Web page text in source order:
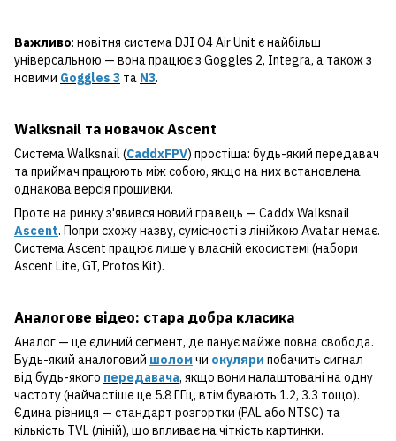
Важливо: новітня система DJI O4 Air Unit є найбільш
універсальною — вона працює з Goggles 2, Integra, а також з
новими Goggles 3 та N3.
Walksnail та новачок Ascent
Система Walksnail (CaddxFPV) простіша: будь-який передавач
та приймач працюють між собою, якщо на них встановлена
однакова версія прошивки.
Проте на ринку з'явився новий гравець — Caddx Walksnail
Ascent. Попри схожу назву, сумісності з лінійкою Avatar немає.
Система Ascent працює лише у власній екосистемі (набори
Ascent Lite, GT, Protos Kit).
Аналогове відео: стара добра класика
Аналог — це єдиний сегмент, де панує майже повна свобода.
Будь-який аналоговий шоломчи окуляри побачить сигнал
від будь-якого передавача, якщо вони налаштовані на одну
частоту (найчастіше це 5.8 ГГц, втім бувають 1.2, 3.3 тощо).
Єдина різниця — стандарт розгортки (PAL або NTSC) та
кількість TVL (ліній), що впливає на чіткість картинки.